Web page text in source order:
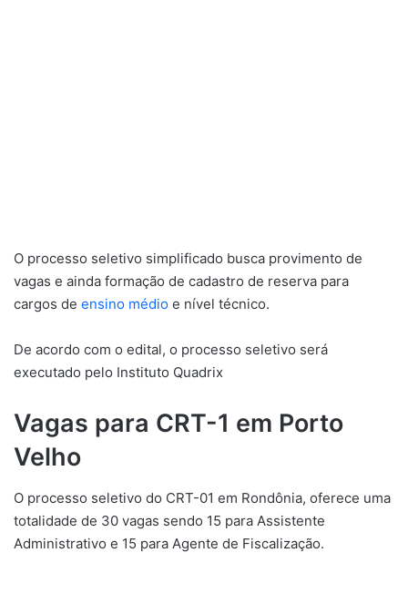
O processo seletivo simplificado busca provimento de
vagas e ainda formação de cadastro de reserva para
cargos de ensino médio e nível técnico.
De acordo com o edital, o processo seletivo será
executado pelo Instituto Quadrix
Vagas para CRT-1 em Porto
Velho
O processo seletivo do CRT-01 em Rondônia, oferece uma
totalidade de 30 vagas sendo 15 para Assistente
Administrativo e 15 para Agente de Fiscalização.